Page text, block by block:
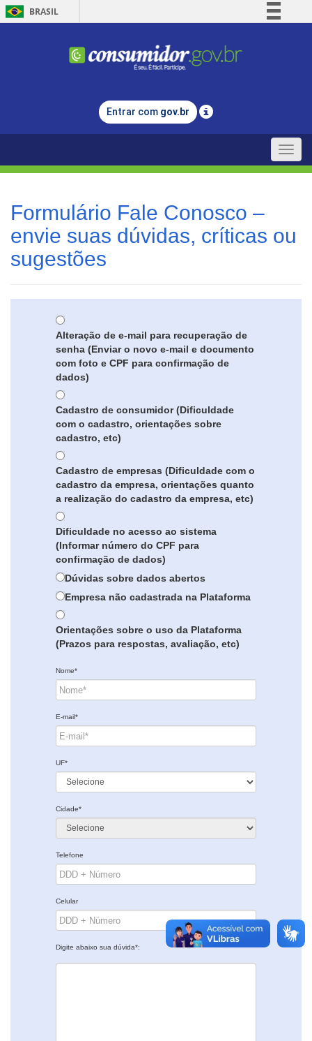
BRASIL
Comunica BR
Legislação
Entrar com gov.br
Toggle
Formulário Fale Conosco –
envie suas dúvidas, críticas ou
sugestões
Alteração de e-mail para recuperação de
senha (Enviar o novo e-mail e documento
com foto e CPF para confirmação de
dados)
Cadastro de consumidor (Dificuldade
com o cadastro, orientações sobre
cadastro, etc)
Cadastro de empresas (Dificuldade com o
cadastro da empresa, orientações quanto
a realização do cadastro da empresa, etc)
Dificuldade no acesso ao sistema
(Informar número do CPF para
confirmação de dados)
Dúvidas sobre dados abertos
Empresa não cadastrada na Plataforma
Orientações sobre o uso da Plataforma
(Prazos para respostas, avaliação, etc)
Nome*
E-mail*
UF*
Cidade*
Telefone
Celular
Digite abaixo sua dúvida*: